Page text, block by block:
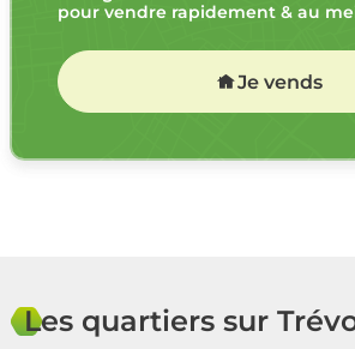
pour vendre rapidement & au
Je vends
Les quartiers sur